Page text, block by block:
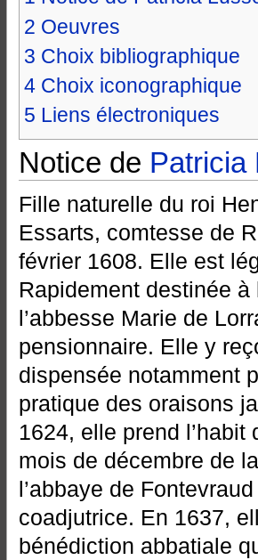
2 Oeuvres
3 Choix bibliographique
4 Choix iconographique
5 Liens électroniques
Notice de Patricia
Fille naturelle du roi
Essarts, comtesse de
février 1608. Elle est
Rapidement destinée
l’abbesse Marie de
pensionnaire. Elle y
dispensée notamment
pratique des oraisons
1624, elle prend
mois de décembre de
l’abbaye de
coadjutrice. En 1637,
bénédiction abbatiale